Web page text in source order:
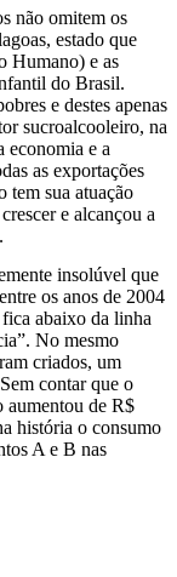
não omitem os
estado que
Humano) e as
do Brasil.
e destes apenas
sucroalcooleiro, na
economia e a
as exportações
tem sua atuação
e alcançou a
insolúvel que
os anos de 2004
abaixo da linha
No mesmo
criados, um
contar que o
aumentou de R$
história o consumo
A e B nas